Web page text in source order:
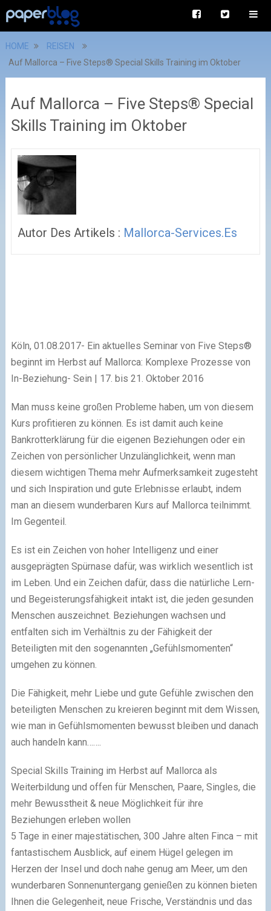
HOME
REISEN
Auf Mallorca – Five Steps® Special Skills Training im Oktober
Auf Mallorca – Five Steps® Special
Skills Training im Oktober
Autor Des Artikels : Mallorca-Services.es
Köln, 01.08.2017- Ein aktuelles Seminar von Five Steps®
beginnt im Herbst auf Mallorca: Komplexe Prozesse von
In-Beziehung- Sein | 17. bis 21. Oktober 2016
Man muss keine großen Probleme haben, um von diesem
Kurs profitieren zu können. Es ist damit auch keine
Bankrotterklärung für die eigenen Beziehungen oder ein
Zeichen von persönlicher Unzulänglichkeit, wenn man
diesem wichtigen Thema mehr Aufmerksamkeit zugesteht
und sich Inspiration und gute Erlebnisse erlaubt, indem
man an diesem wunderbaren Kurs auf Mallorca teilnimmt.
Im Gegenteil.
Es ist ein Zeichen von hoher Intelligenz und einer
ausgeprägten Spürnase dafür, was wirklich wesentlich ist
im Leben. Und ein Zeichen dafür, dass die natürliche Lern-
und Begeisterungsfähigkeit intakt ist, die jeden gesunden
Menschen auszeichnet. Beziehungen wachsen und
entfalten sich im Verhältnis zu der Fähigkeit der
Beteiligten mit den sogenannten „Gefühlsmomenten“
umgehen zu können.
Die Fähigkeit, mehr Liebe und gute Gefühle zwischen den
beteiligten Menschen zu kreieren beginnt mit dem Wissen,
wie man in Gefühlsmomenten bewusst bleiben und danach
auch handeln kann…….
Special Skills Training im Herbst auf Mallorca als
Weiterbildung und offen für Menschen, Paare, Singles, die
mehr Bewusstheit & neue Möglichkeit für ihre
Beziehungen erleben wollen
5 Tage in einer majestätischen, 300 Jahre alten Finca – mit
fantastischem Ausblick, auf einem Hügel gelegen im
Herzen der Insel und doch nahe genug am Meer, um den
wunderbaren Sonnenuntergang genießen zu können bieten
Ihnen die Gelegenheit, neue Frische, Verständnis und das